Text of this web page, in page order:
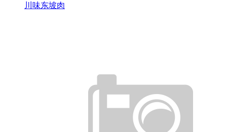
川味东坡肉